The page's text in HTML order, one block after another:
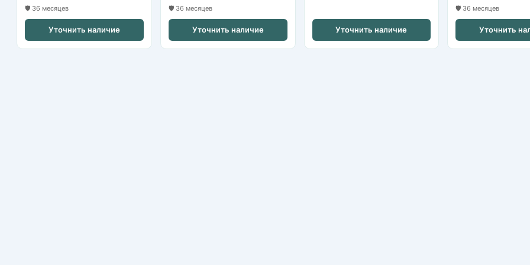
🛡️ 36 месяцев
Уточнить наличие
🛡️ 36 месяцев
Уточнить наличие Уточнить наличие
🛡️ 36 месяцев
Уточнить